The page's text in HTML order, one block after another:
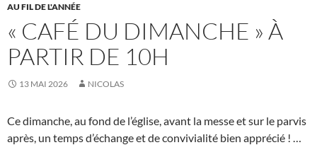
AU FIL DE L'ANNÉE
« CAFÉ DU DIMANCHE » À
PARTIR DE 10H
13 MAI 2026 NICOLAS
Ce dimanche, au fond de l’église, avant la messe et sur le parvis
après, un temps d’échange et de convivialité bien apprécié ! …